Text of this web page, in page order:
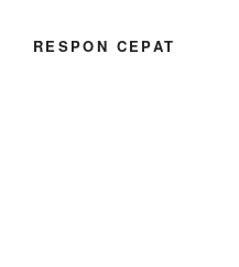
RESPON CEPAT